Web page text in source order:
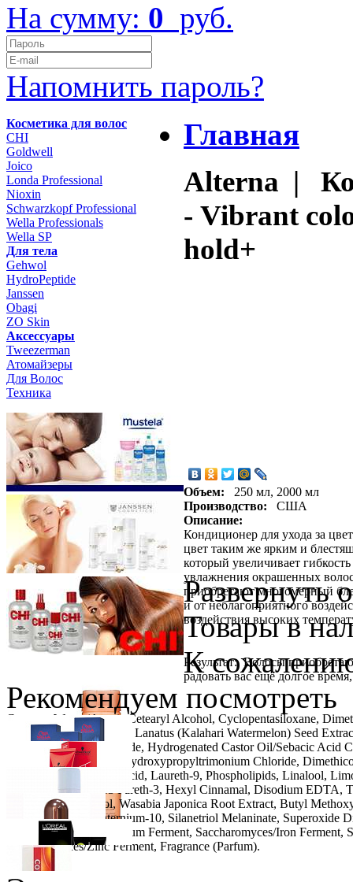
На сумму: 0 руб.
Напомнить пароль?
Косметика для волос
CHI
Goldwell
Joico
Londa Professional
Nioxin
Schwarzkopf Professional
Wella Professionals
Wella SP
Для тела
Gehwol
HydroPeptide
Janssen
Obagi
ZO Skin
Aксессуары
Tweezerman
Атомайзеры
Для Волос
Техника
Главная
Alterna |
- Vibrant
hold+
Объем:
250 мл, 2000 мл
Производство:
США
Описание:
Кондиционер для ухода за
цвет таким же ярким и
который увеличивает
увлажнения окрашенных
приобретают многомерный
и от неблагоприятного
воздействия высоких
Результат: Волосы
радовать вас ещё долгое
Состав: Water (Aqua), Cetearyl Alcohol, Cyclopentasiloxane,
Vulgaris Extract, Citullus Lanatus (Kalahari Watermelon) Seed
Linoleammonium Chloride, Hydrogenated Castor Oil/Sebacic
Phenoxyethanol, Guar Hydroxypropyltrimonium Chloride,
Polysilicone-15, Citric Acid, Laureth-9, Phospholipids, Linalool,
13 Pareth-23, C12-13 Pareth-3, Hexyl Cinnamal, Disodium
Octocrylene, Alcohol, Wasabia Japonica Root Extract, Butyl
Carbamate, Polyquaternium-10, Silanetriol Melaninate,
Saccharomyces/Magnesium Ferment, Saccharomyces/Iron
Saccharomyces/Zinc Ferment, Fragrance (Parfum).
Развернуть
Товары в
К
Рекомендуем посмотреть
Wella Professionals Краска для Волос Koleston Perfect
Розничная цена
Schwarzkopf Professional